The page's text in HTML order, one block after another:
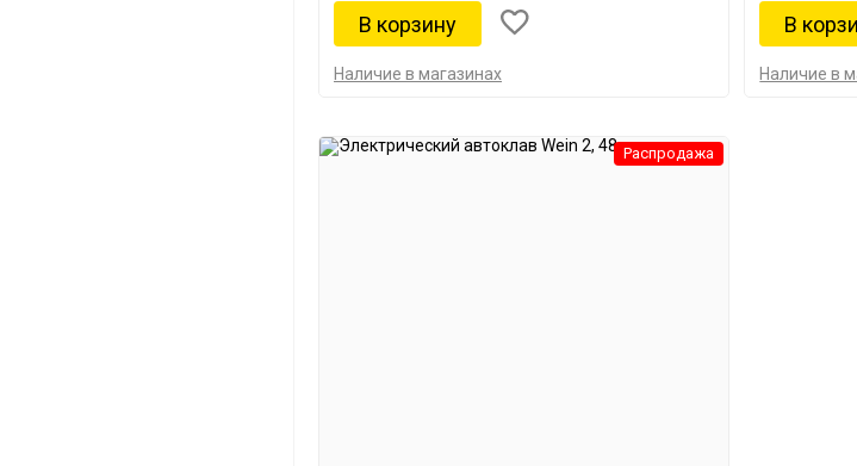
Наличие в магазинах Наличие в
Распродажа